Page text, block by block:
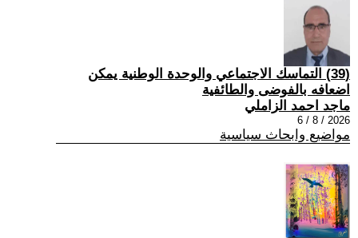
(39) التماسك الاجتماعي والوحدة الوطنية يمكن
اضعافه بالفوضى والطائفية
ماجد احمد الزاملي
2026 / 8 / 6
مواضيع وابحاث سياسية